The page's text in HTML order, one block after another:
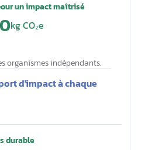
un impact maîtrisé
0kg CO₂e
organismes indépendants.
d'impact à chaque
durable